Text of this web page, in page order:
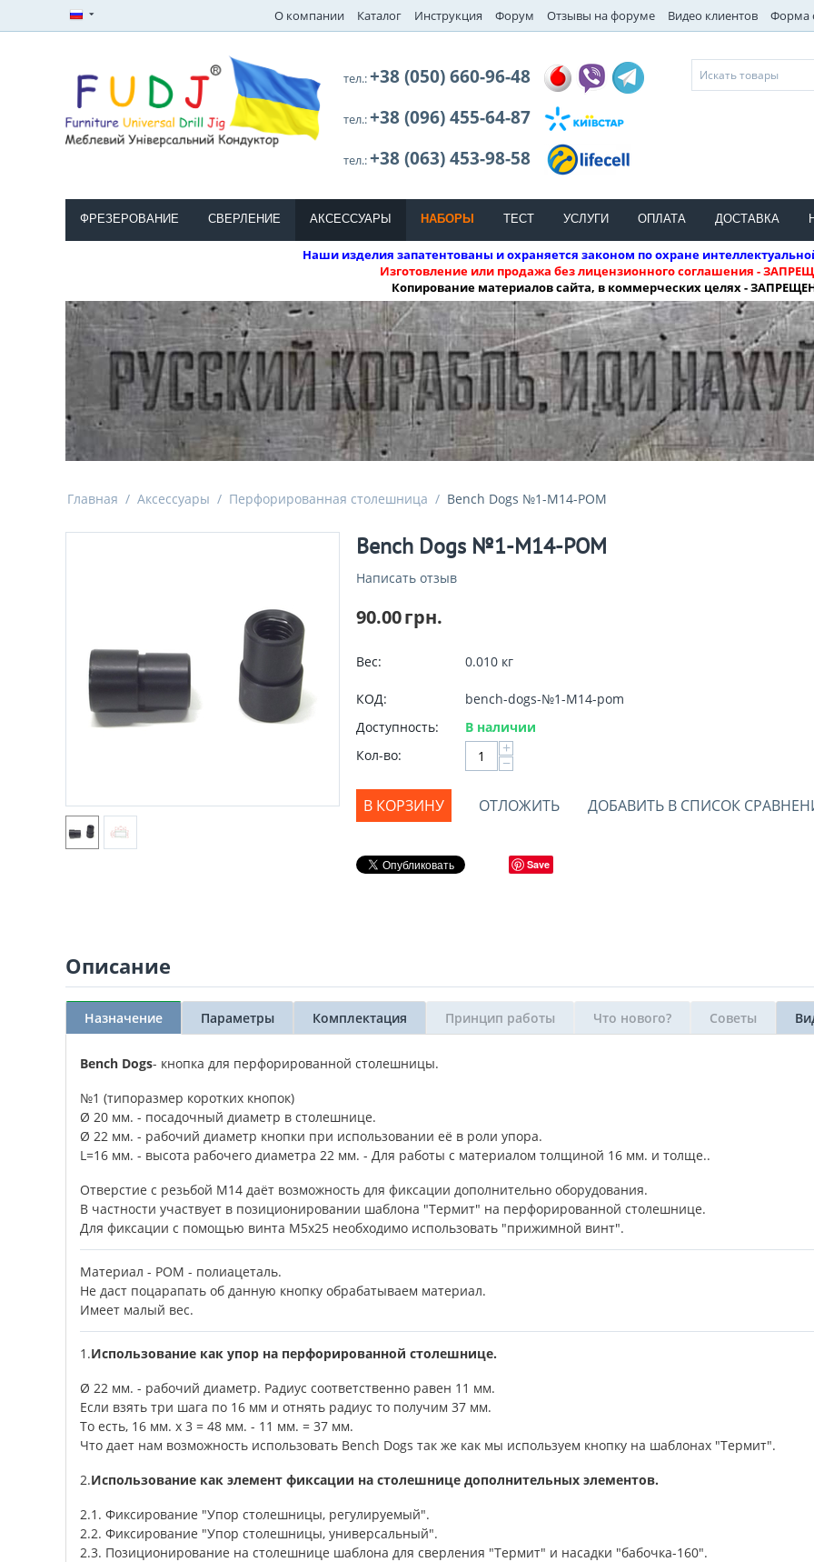
О компании Каталог Инструкция Форум Отзывы на форуме Видео клиентов Форма
тел.:+38 (050) 660-96-48
тел.:+38 (096) 455-64-87
тел.:+38 (063) 453-98-58
ФРЕЗЕРОВАНИЕ СВЕРЛЕНИЕ АКСЕССУАРЫ НАБОРЫ ТЕСТ УСЛУГИ ОПЛАТА ДОСТАВКА
Наши изделия запатентованы и охраняется законом по охране
Изготовление или продажа без лицензионного соглашения -
Копирование материалов сайта, в коммерческих целях -
Главная / Аксессуары / Перфорированная столешница / Bench Dogs №1-М14-POM
Bench Dogs №1-М14-POM
Написать отзыв
90.00грн.
Вес: 0.010 кг
КОД:
bench-dogs-№1-M14-pom
Доступность:
В наличии
Кол-во:
+
−
В КОРЗИНУ ОТЛОЖИТЬ ДОБАВИТЬ В СПИСОК
Save
Описание
Назначение Параметры Комплектация Принцип работы Что нового? Советы
Bench Dogs- кнопка для перфорированной столешницы.
№1 (типоразмер коротких кнопок)
Ø 20 мм. - посадочный диаметр в столешнице.
Ø 22 мм. - рабочий диаметр кнопки при использовании её в роли упора.
L=16 мм. - высота рабочего диаметра 22 мм. - Для работы с материалом толщиной 16 мм. и толще..
Отверстие с резьбой М14 даёт возможность для фиксации дополнительно оборудования.
В частности участвует в позиционировании шаблона "Термит" на перфорированной столешнице.
Для фиксации с помощью винта М5х25 необходимо использовать "прижимной винт".
Материал - РОМ - полиацеталь.
Не даст поцарапать об данную кнопку обрабатываем материал.
Имеет малый вес.
1.Использование как упор на перфорированной столешнице.
Ø 22 мм. - рабочий диаметр. Радиус соответственно равен 11 мм.
Если взять три шага по 16 мм и отнять радиус то получим 37 мм.
То есть, 16 мм. х 3 = 48 мм. - 11 мм. = 37 мм.
Что дает нам возможность использовать Bench Dogs так же как мы используем кнопку на шаблонах "Термит".
2.Использование как элемент фиксации на столешнице дополнительных элементов.
2.1. Фиксирование "Упор столешницы, регулируемый".
2.2. Фиксирование "Упор столешницы, универсальный".
2.3. Позиционирование на столешнице шаблона для сверления "Термит" и насадки "бабочка-160".